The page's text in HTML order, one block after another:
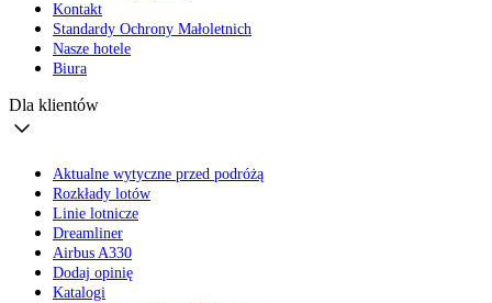
Kontakt
Standardy Ochrony Małoletnich
Nasze hotele
Biura
Dla klientów
Aktualne wytyczne przed podróżą
Rozkłady lotów
Linie lotnicze
Dreamliner
Airbus A330
Dodaj opinię
Katalogi